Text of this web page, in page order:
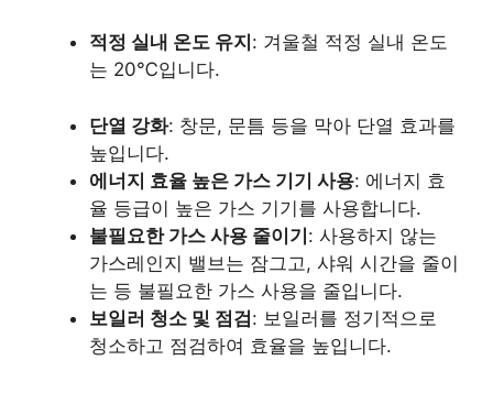
적정 실내 온도 유지 : 겨울철 적정 실내 온도
는 20℃입니다.
단열 강화: 창문, 문틈 등을 막아 단열 효과를
높입니다.
에너지 효율 높은 가스 기기 사용: 에너지 효
율 등급이 높은 가스 기기를 사용합니다.
불필요한 가스 사용 줄이기: 사용하지 않는
가스레인지 밸브는 잠그고, 샤워 시간을 줄이
는 등 불필요한 가스 사용을 줄입니다.
보일러 청소 및 점검: 보일러를 정기적으로
청소하고 점검하여 효율을 높입니다.